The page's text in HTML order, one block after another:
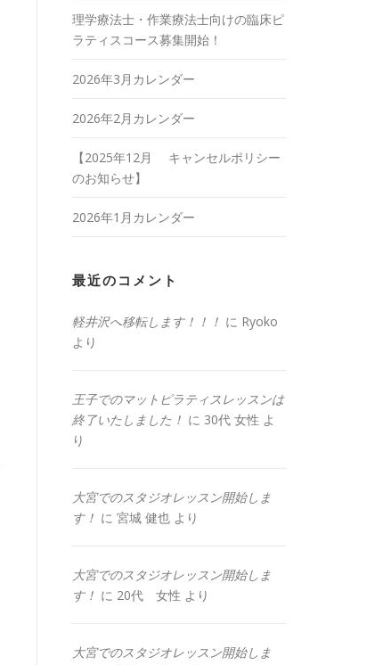
理学療法士・作業療法士向けの臨床ピ
ラティスコース募集開始！
2026年3月カレンダー
2026年2月カレンダー
【2025年12月 キャンセルポリシー
のお知らせ】
2026年1月カレンダー
最近のコメント
軽井沢へ移転します！！！ に Ryoko
より
王子でのマットピラティスレッスンは
終了いたしました！ に 30代 女性 よ
り
大宮でのスタジオレッスン開始しま
す！ に 宮城 健也 より
大宮でのスタジオレッスン開始しま
す！ に 20代 女性 より
大宮でのスタジオレッスン開始しま